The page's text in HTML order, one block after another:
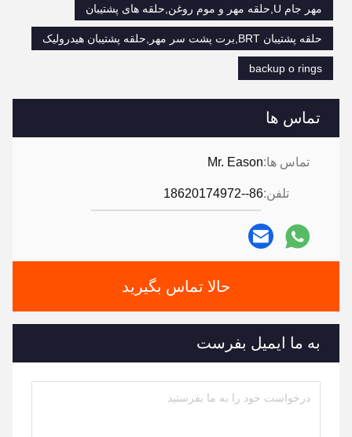
تماس ها
تماس ها:Mr. Eason
تلفن:86--18620174972
حالا تماس بگیرید
به ما ایمیل بفرست
مهر جام U,حلقه مهر و موم روغن,حلقه های پشتیبان
حلقه پشتیبان BRT,برت پشت سر مهر,حلقه پشتیبان هیدرولیک
backup o rings